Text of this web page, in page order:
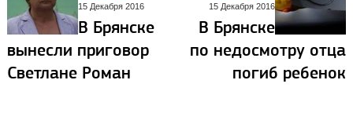
15 Декабря 2016
В Брянске
вынесли приговор
Светлане Роман
15 Декабря 2016
В Брянске
по недосмотру отца
погиб ребенок